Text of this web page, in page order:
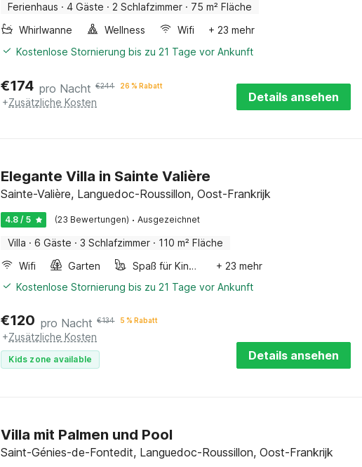
Ferienhaus · 4 Gäste · 2 Schlafzimmer · 75 m² Fläche
Whirlwanne
Wellness Wifi
+ 23 mehr
Kostenlose Stornierung bis zu 21 Tage vor Ankunft
€174 pro Nacht €244 26 % Rabatt
+Zusätzliche Kosten Details ansehen
Elegante Villa in Sainte Valière
Sainte-Valière, Languedoc-Roussillon, Oost-Frankrijk
4.8 / 5 (23 Bewertungen) · Ausgezeichnet
Villa · 6 Gäste · 3 Schlafzimmer · 110 m² Fläche
Wifi
Garten Spaß für Kinder
+ 23 mehr
Kostenlose Stornierung bis zu 21 Tage vor Ankunft
€120 pro Nacht €134 5 % Rabatt
+Zusätzliche Kosten
Kids zone available Details ansehen
Villa mit Palmen und Pool
Saint-Génies-de-Fontedit, Languedoc-Roussillon, Oost-Frankrijk